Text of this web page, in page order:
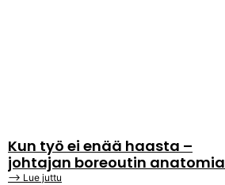
Kun työ ei enää haasta –
johtajan boreoutin anatomia
⟶ Lue juttu